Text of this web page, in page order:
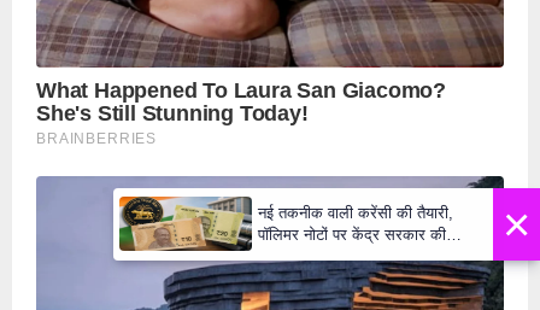
×
नई तकनीक वाली करेंसी की तैयारी,
पॉलिमर नोटों पर केंद्र सरकार की
₹10 और ₹20 के नोट - Daily Lok
Manch PM Modi U